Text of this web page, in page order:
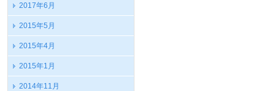
2017年6月
2015年5月
2015年4月
2015年1月
2014年11月